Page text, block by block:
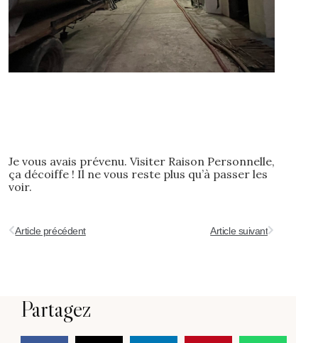
Je vous avais prévenu. Visiter Raison Personnelle,
ça décoiffe ! Il ne vous reste plus qu’à passer les
voir.
Article précédent Article suivant
Partagez